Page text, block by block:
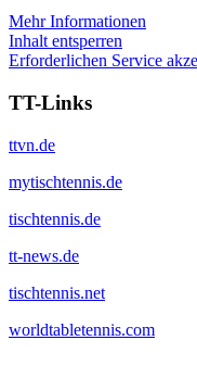
Mehr Informationen
Inhalt entsperren
Erforderlichen Service
TT-Links
ttvn.de
mytischtennis.de
tischtennis.de
tt-news.de
tischtennis.net
worldtabletennis.com